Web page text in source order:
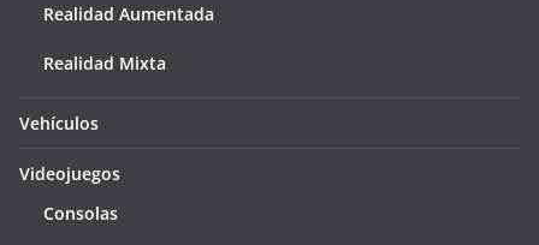
Realidad Aumentada
Realidad Mixta
Vehículos
Videojuegos
Consolas